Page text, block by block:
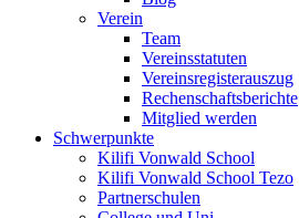
Verein
Team
Vereinsstatuten
Vereinsregisterauszug
Rechenschaftsberichte
Mitglied werden
Schwerpunkte
Kilifi Vonwald School
Kilifi Vonwald School Tezo
Partnerschulen